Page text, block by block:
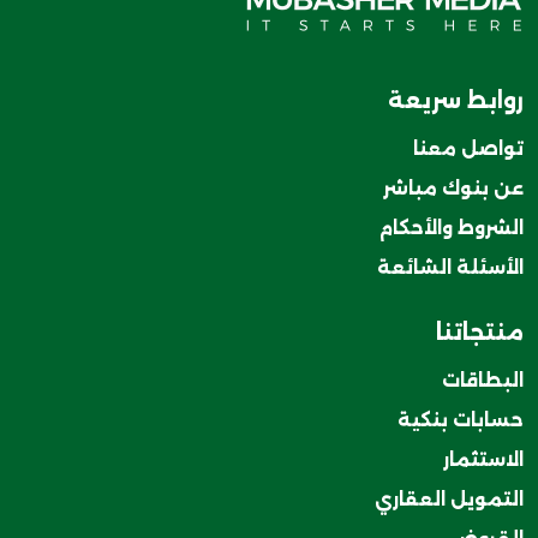
روابط سريعة
تواصل معنا
عن بنوك مباشر
الشروط والأحكام
الأسئلة الشائعة
منتجاتنا
البطاقات
حسابات بنكية
الاستثمار
التمويل العقاري